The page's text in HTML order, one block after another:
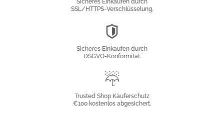
Sicheres Einkaufen durch
SSL/HTTPS-Verschlüsselung.
Sicheres Einkaufen durch
DSGVO-Konformität.
Käuferschutz
Trusted Shop Käuferschutz
€100 kostenlos abgesichert.